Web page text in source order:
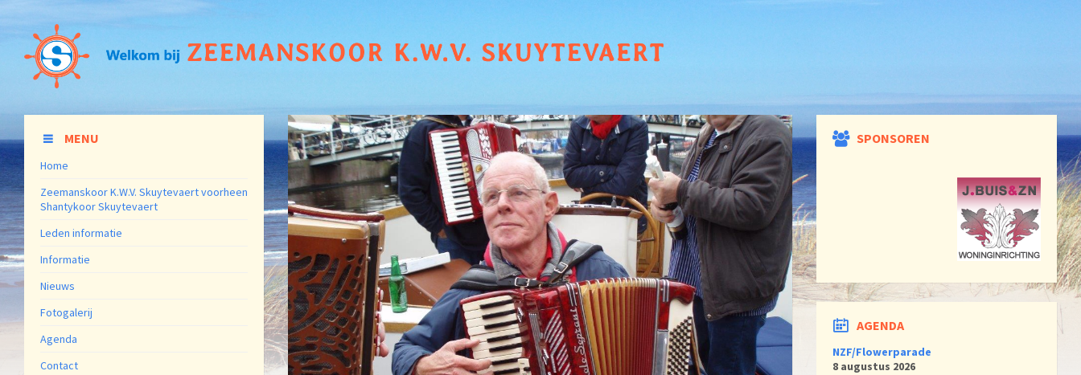
MENU
Home
Zeemanskoor K.W.V. Skuytevaert voorheen
Shantykoor Skuytevaert
Leden informatie
Informatie
Nieuws
Fotogalerij
Agenda
Contact
SPONSOREN
AGENDA
NZF/Flowerparade
8 augustus 2026